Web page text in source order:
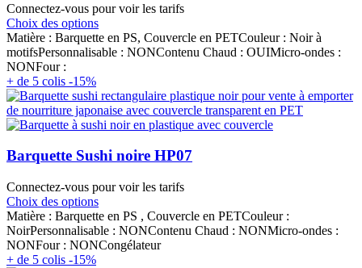
Connectez-vous pour voir les tarifs
Choix des options
Matière : Barquette en PS, Couvercle en PETCouleur : Noir à
motifsPersonnalisable : NONContenu Chaud : OUIMicro-ondes :
NONFour :
+ de 5 colis -15%
Barquette Sushi noire HP07
Connectez-vous pour voir les tarifs
Choix des options
Matière : Barquette en PS , Couvercle en PETCouleur :
NoirPersonnalisable : NONContenu Chaud : NONMicro-ondes :
NONFour : NONCongélateur
+ de 5 colis -15%